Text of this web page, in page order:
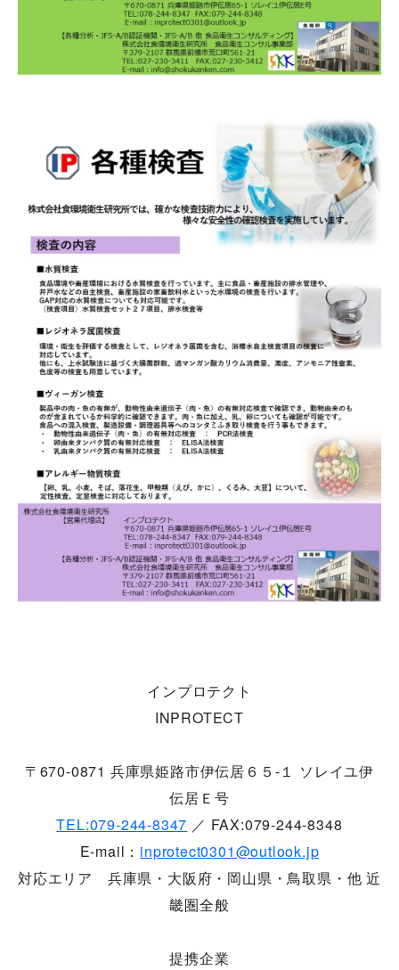
インプロテクト
INPROTECT
〒670-0871 兵庫県姫路市伊伝居６５-１ ソレイユ伊
伝居Ｅ号
TEL:079-244-8347 ／ FAX:079-244-8348
E-mail： inprotect0301@outlook.jp
対応エリア 兵庫県・大阪府・岡山県・鳥取県・他 近
畿圏全般
提携企業